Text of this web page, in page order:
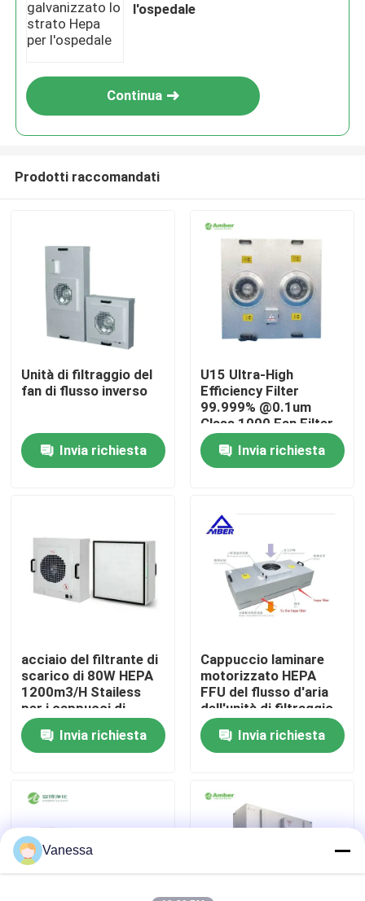
Giro della fabbrica
Contattici
Notizie
Casi
Sala operatoria modulare
l'ospedale
Continua
Prodotti raccomandati
Unità di filtraggio del
fan di flusso inverso
Invia richiesta
U15 Ultra-High
Efficiency Filter
99.999% @0.1um
Class 1000 Fan Filter
Unit
Invia richiesta
acciaio del filtrante di
scarico di 80W HEPA
1200m3/H Stailess
per i cappucci di
flusso laminare
Invia richiesta
Cappuccio laminare
motorizzato HEPA
FFU del flusso d'aria
dell'unità di filtraggio
del fan del locale
senza polvere FFU
Invia richiesta
Vanessa